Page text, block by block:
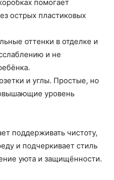
помогает
острых пластиковых
оттенки в отделке и
и не
и углы. Простые, но
уровень
поддерживать чистоту,
и подчеркивает стиль
уюта и защищённости.